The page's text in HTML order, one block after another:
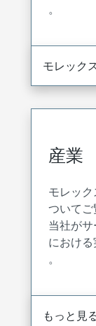
。
モレック
産業
モレッ
ついてご
当社が
におけ
。
もっと見